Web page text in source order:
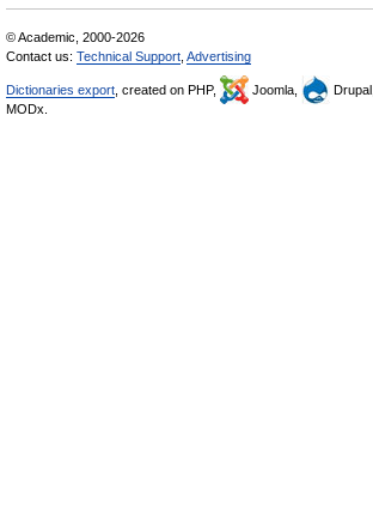
© Academic, 2000-2026
Contact us: Technical Support Advertising
Dictionaries export , created on PHP, Joomla, Drupal,
MODx.